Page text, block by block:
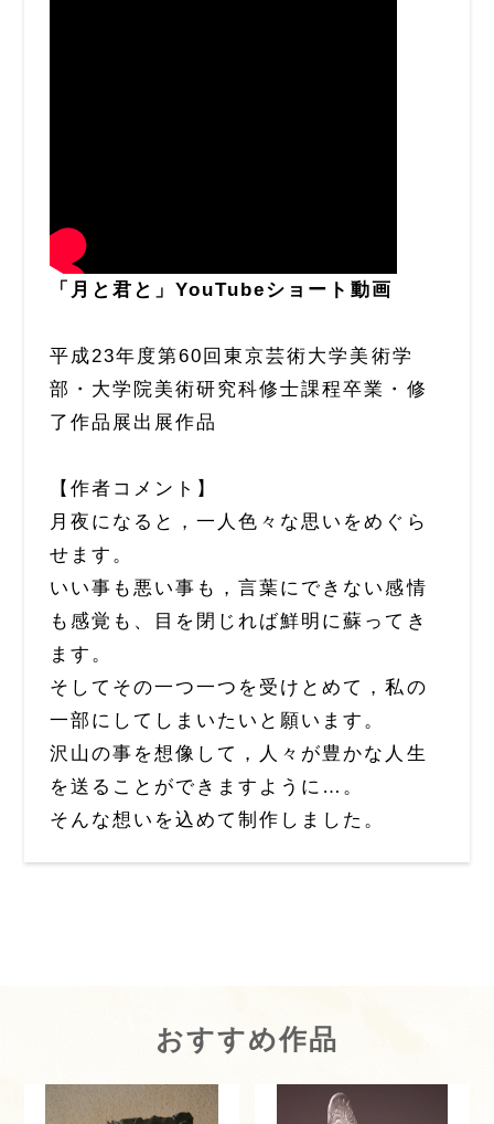
「月と君と」YouTubeショート動画
平成23年度第60回東京芸術大学美術学
部・大学院美術研究科修士課程卒業・修
了作品展出展作品
【作者コメント】
月夜になると，一人色々な思いをめぐら
せます。
いい事も悪い事も，言葉にできない感情
も感覚も、目を閉じれば鮮明に蘇ってき
ます。
そしてその一つ一つを受けとめて，私の
一部にしてしまいたいと願います。
沢山の事を想像して，人々が豊かな人生
を送ることができますように…。
そんな想いを込めて制作しました。
おすすめ作品